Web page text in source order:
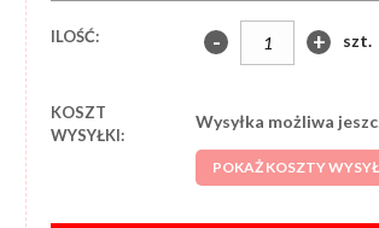
ILOŚĆ: - + szt.
KOSZT
WYSYŁKI:
Wysyłka możliwa
POKAŻ KOSZTY